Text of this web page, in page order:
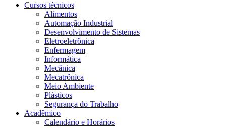
Cursos técnicos
Alimentos
Automação Industrial
Desenvolvimento de Sistemas
Eletroeletrônica
Enfermagem
Informática
Mecânica
Mecatrônica
Meio Ambiente
Plásticos
Segurança do Trabalho
Acadêmico
Calendário e Horários